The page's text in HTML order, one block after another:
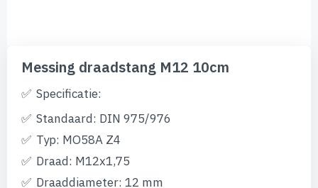
naar
begin
afbeeldingen-
gallerij
Messing draadstang M12 10cm
Specificatie:
Standaard: DIN 975/976
Typ: MO58A Z4
Draad: M12x1,75
Draaddiameter: 12 mm